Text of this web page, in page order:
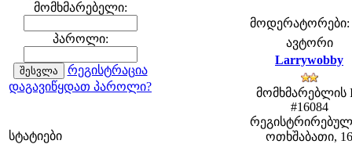
მომხმარებელი:
პაროლი:
რეგისტრაცია
დაგავიწყდათ პაროლი?
სტატიები
მოდერატორები:
ავტორი
Larrywobby
მომხმარებლის
#16084
ოთხშაბათი, 16